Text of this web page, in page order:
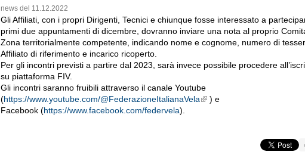
news del 11.12.2022
Gli Affiliati, con i propri Dirigenti, Tecnici e chiunque fosse interessato a
primi due appuntamenti di dicembre, dovranno inviare una nota al proprio
Zona territorialmente competente, indicando nome e cognome, numero di
Affiliato di riferimento e incarico ricoperto.
Per gli incontri previsti a partire dal 2023, sarà invece possibile procedere
su piattaforma FIV.
Gli incontri saranno fruibili attraverso il canale Youtube
(https://www.youtube.com/@FederazioneItalianaVela
External Links icon
) e
Facebook (https://www.facebook.com/federvela).